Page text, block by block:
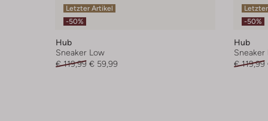
Letzter Artikel
-50%
Hub
Sneaker Low
€ 119,99 € 59,99
-50%
Hub
Sneaker
€ 119,99